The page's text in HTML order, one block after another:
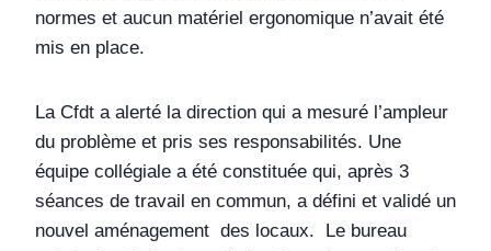
normes et aucun matériel ergonomique n’avait été
mis en place.
La Cfdt a alerté la direction qui a mesuré l’ampleur
du problème et pris ses responsabilités. Une
équipe collégiale a été constituée qui, après 3
séances de travail en commun, a défini et validé un
nouvel aménagement des locaux. Le bureau